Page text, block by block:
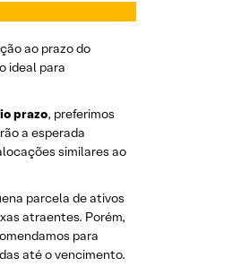
ao prazo do
ideal para
prazo, preferimos
a esperada
similares ao
parcela de ativos
atraentes. Porém,
para
até o vencimento.